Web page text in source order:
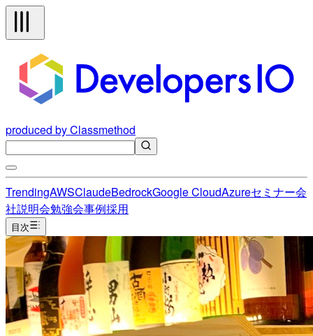
produced by Classmethod
TrendingAWSClaudeBedrockGoogle CloudAzureセミナー会
社説明会勉強会事例採用
目次